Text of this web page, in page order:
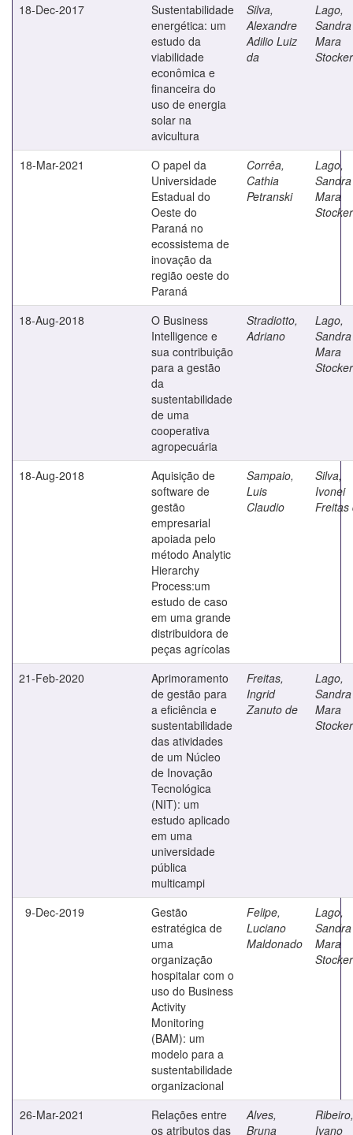
18-Dec-2017
Sustentabilidade
energética: um
estudo da
viabilidade
econômica e
financeira do
uso de energia
solar na
avicultura
Silva,
Alexandre
Adilio Luiz
da
Lago,
Sandra
Mara
Stocker
18-Mar-2021
O papel da
Universidade
Estadual do
Oeste do
Paraná no
ecossistema de
inovação da
região oeste do
Paraná
Corrêa,
Cathia
Petranski
Lago,
Sandra
Mara
Stocker
18-Aug-2018
O Business
Intelligence e
sua contribuição
para a gestão
da
sustentabilidade
de uma
cooperativa
agropecuária
Stradiotto,
Adriano
Lago,
Sandra
Mara
Stocker
18-Aug-2018
Aquisição de
software de
gestão
empresarial
apoiada pelo
método Analytic
Hierarchy
Process:um
estudo de caso
em uma grande
distribuidora de
peças agrícolas
Sampaio,
Luis
Claudio
Silva,
Ivonei
Freitas
21-Feb-2020
Aprimoramento
de gestão para
a eficiência e
sustentabilidade
das atividades
de um Núcleo
de Inovação
Tecnológica
(NIT): um
estudo aplicado
em uma
universidade
pública
multicampi
Freitas,
Ingrid
Zanuto de
Lago,
Sandra
Mara
Stocker
9-Dec-2019
Gestão
estratégica de
uma
organização
hospitalar com o
uso do Business
Activity
Monitoring
(BAM): um
modelo para a
sustentabilidade
organizacional
Felipe,
Luciano
Maldonado
Lago,
Sandra
Mara
Stocker
26-Mar-2021
Relações entre
os atributos das
Alves,
Bruna
Ribeiro,
Ivano